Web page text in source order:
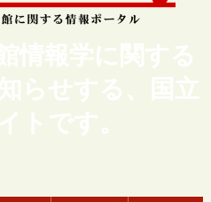
情報学に関する
らせする、国立
トです。